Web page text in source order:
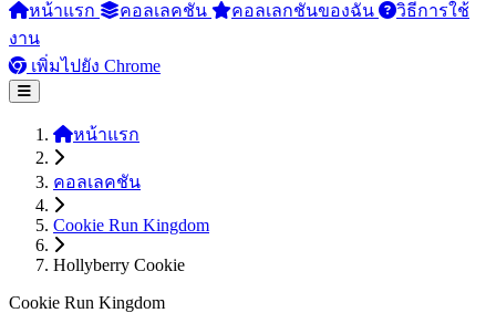
หน้าแรก คอลเลคชัน คอลเลกชันของฉัน
วิธีการใช้
งาน
เพิ่มไปยัง Chrome
หน้าแรก
คอลเลคชัน
Cookie Run Kingdom
Hollyberry Cookie
Cookie Run Kingdom